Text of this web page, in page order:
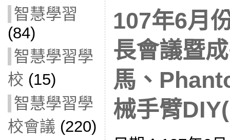
智慧學習
(84)
智慧學習學
校 (15)
智慧學習學
校會議 (220)
107年6月
長會議暨
馬、
械手臂